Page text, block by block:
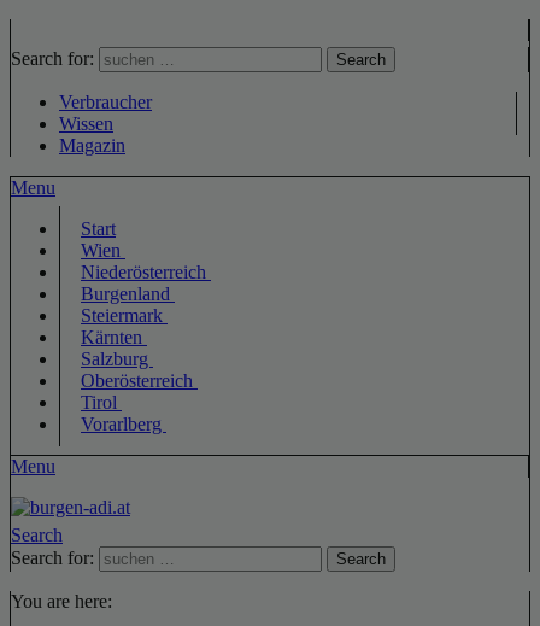
Search for: Search
Verbraucher
Wissen
Magazin
Menu
Start
Wien
Niederösterreich
Burgenland
Steiermark
Kärnten
Salzburg
Oberösterreich
Tirol
Vorarlberg
Menu
Search
Search for:
Search
You are here: